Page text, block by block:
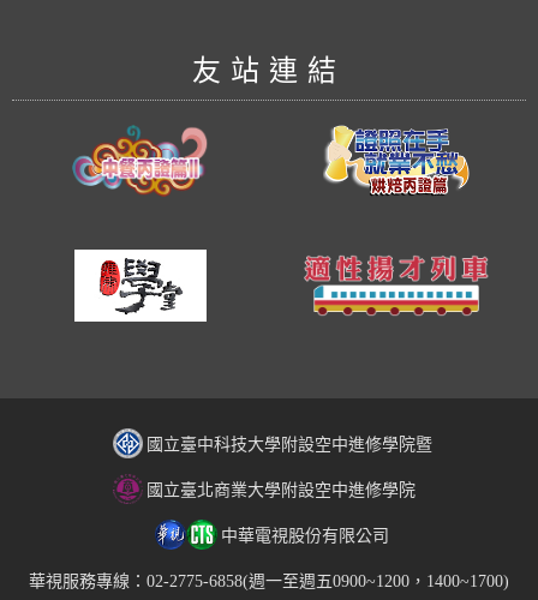
友站連結
國立臺中科技大學附設空中進修學院暨
國立臺北商業大學附設空中進修學院
中華電視股份有限公司
華視服務專線：02-2775-6858(週一至週五0900~1200，1400~1700)